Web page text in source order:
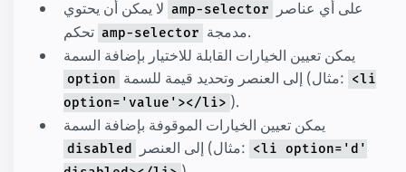
amp-selector
amp-selector
مدمجة.
يمكن تعيين الخيارات القابلة للاختيار بإضافة السمة
option إلى العنصر وتحديد قيمة للسمة (مثال: <li
option='value'></li> ).
يمكن تعيين الخيارات الموقوفة بإضافة السمة
disabled إلى العنصر (مثال: <li option='d'